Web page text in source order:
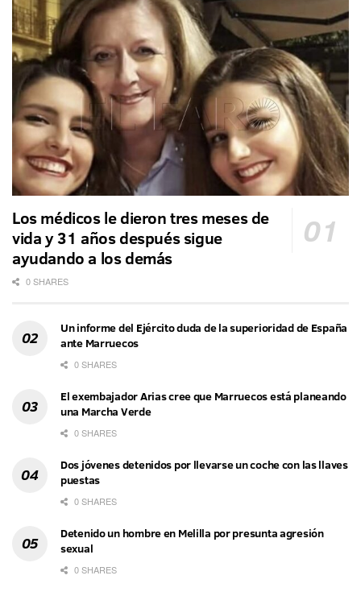
Los médicos le dieron tres meses de
vida y 31 años después sigue
ayudando a los demás
0 SHARES
Un informe del Ejército duda de la superioridad de España
ante Marruecos
0 SHARES
El exembajador Arias cree que Marruecos está planeando
una Marcha Verde
0 SHARES
Dos jóvenes detenidos por llevarse un coche con las llaves
puestas
0 SHARES
Detenido un hombre en Melilla por presunta agresión
sexual
0 SHARES